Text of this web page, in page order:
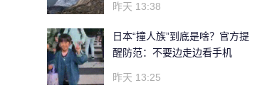
昨天 13:38
日本“撞人族”到底是啥？官方提
醒防范：不要边走边看手机
昨天 13:25